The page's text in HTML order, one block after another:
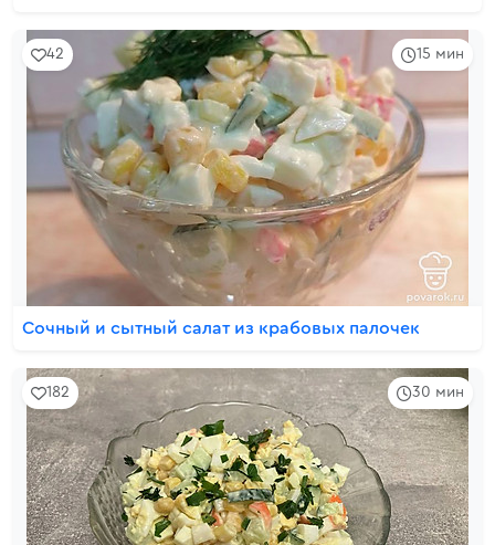
15 мин
42
Сочный и сытный салат из крабовых палочек
30 мин
182